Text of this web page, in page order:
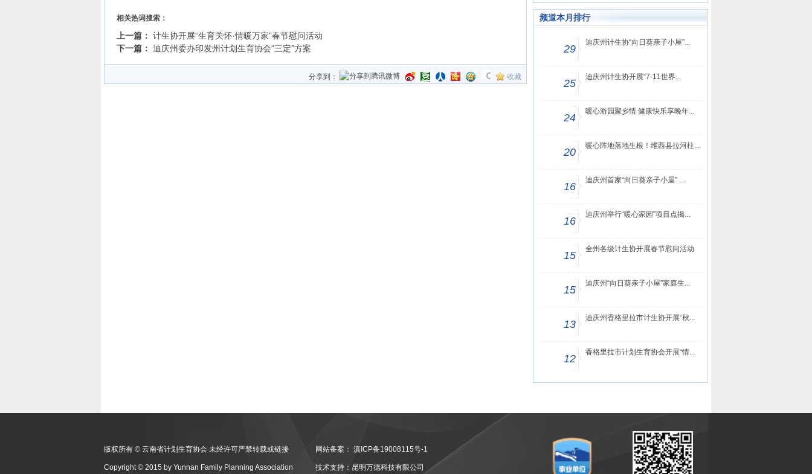
相关热词搜索：
上一篇： 计生协开展“生育关怀·情暖万家”春节慰问活动
下一篇： 迪庆州委办印发州计划生育协会“三定”方案
分享到： 收藏
频道本月排行
29
迪庆州计生协“向日葵亲子小屋”...
25
迪庆州计生协开展“7·11世界...
24
暖心游园聚乡情 健康快乐享晚年...
20
暖心阵地落地生根！维西县拉河柱...
16
迪庆州首家“向日葵亲子小屋” ...
16
迪庆州举行“暖心家园”项目点揭...
15
全州各级计生协开展春节慰问活动
15
迪庆州“向日葵亲子小屋”家庭生...
13
迪庆州香格里拉市计生协开展“秋...
12
香格里拉市计划生育协会开展“情...
版权所有 © 云南省计划生育协会 未经许可严禁转载或链接
Copyright © 2015 by Yunnan Family Planning Association
网站备案： 滇ICP备19008115号-1
技术支持：昆明万德科技有限公司